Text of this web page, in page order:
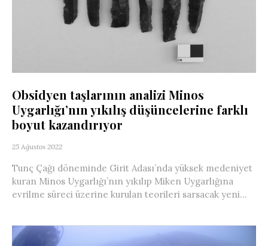
Obsidyen taşlarının analizi Minos
Uygarlığı’nın yıkılış düşüncelerine farklı
boyut kazandırıyor
25 Ağustos 2022
Tunç Çağı döneminde Girit Adası’nda yüksek medeniyet
kuran Minos Uygarlığı’nın yıkılıp Miken Uygarlığına
evrilme süreci üzerine kurulan teorileri sarsacak yeni...